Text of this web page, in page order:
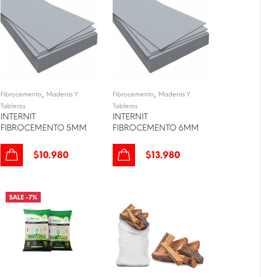
Fibrocemento, Maderas Y
Tableros
INTERNIT
FIBROCEMENTO 5MM
$10.980
Fibrocemento, Maderas Y
Tableros
INTERNIT
FIBROCEMENTO 6MM
$13.980
SALE -7%